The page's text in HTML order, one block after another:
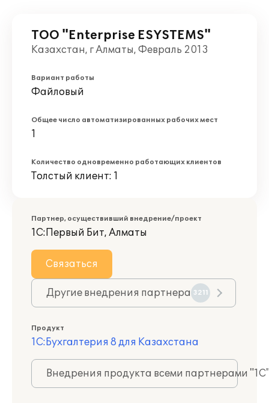
ТОО "Enterprise ESYSTEMS"
Казахстан, г Алматы, Февраль 2013
Вариант работы
Файловый
Общее число автоматизированных рабочих мест
1
Количество одновременно работающих клиентов
Толстый клиент: 1
Партнер, осуществивший внедрение/проект
1С:Первый Бит, Алматы
Связаться
Другие внедрения партнера 3211
Продукт
1С:Бухгалтерия 8 для Казахстана
Внедрения продукта всеми партнерами